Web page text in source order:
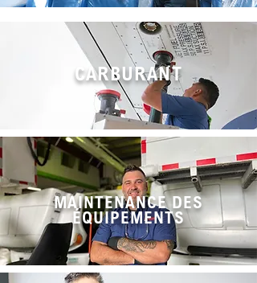
CARBURANT
MAINTENANCE DES
ÉQUIPEMENTS